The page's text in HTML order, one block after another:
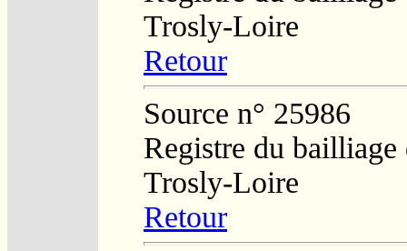
Trosly-Loire
Retour
Source n° 25986
Registre du bailliage
Trosly-Loire
Retour